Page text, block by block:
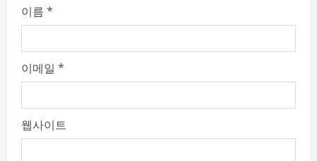
이름 *
이메일 *
웹사이트